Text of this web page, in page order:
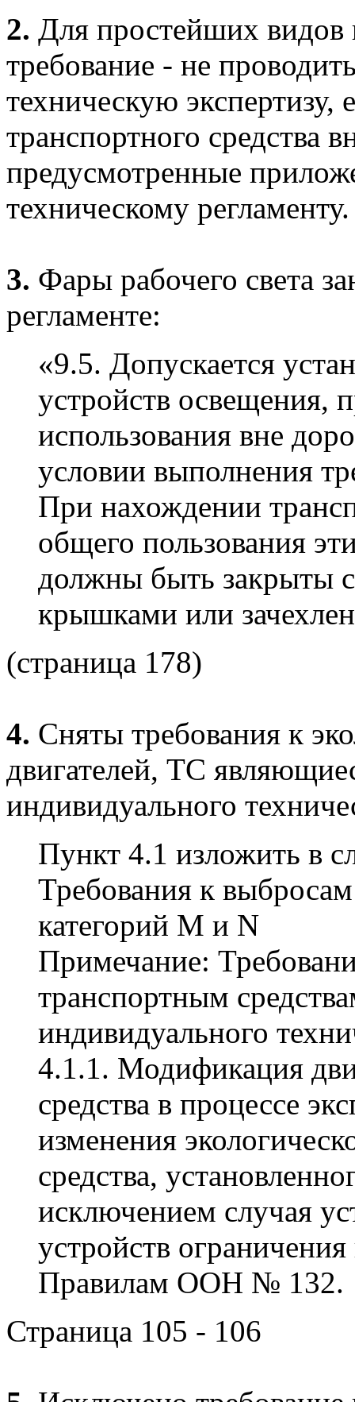
2. Для простейших видов
требование - не
техническую экспертизу,
транспортного средства
предусмотренные
техническому регламенту.
3. Фары рабочего света
регламенте:
«9.5. Допускается
устройств освещения,
использования вне
условии выполнения
При нахождении
общего пользования
должны быть закрыты
крышками или
(страница 178)
4. Сняты требования к
двигателей, ТС
индивидуального
Пункт 4.1 изложить в
Требования к
категорий М и N
Примечание:
транспортным
индивидуального
4.1.1. Модификация
средства в процессе
изменения
средства,
исключением случая
устройств
Правилам ООН № 132.
Страница 105 - 106